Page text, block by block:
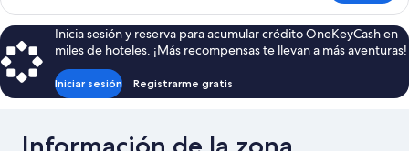
básica
doble
Inicia sesión y reserva para acumular crédito OneKeyCash en
miles de hoteles. ¡Más recompensas te llevan a más aventuras!
Iniciar sesión Registrarme gratis